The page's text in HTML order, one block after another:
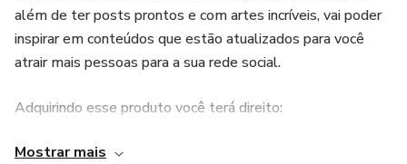
além de ter posts prontos e com artes incríveis, vai poder
inspirar em conteúdos que estão atualizados para você
atrair mais pessoas para a sua rede social.
Adquirindo esse produto você terá direito:
✓ + 200 templates facilmente editáveis pelo CANVA, já
Mostrar mais